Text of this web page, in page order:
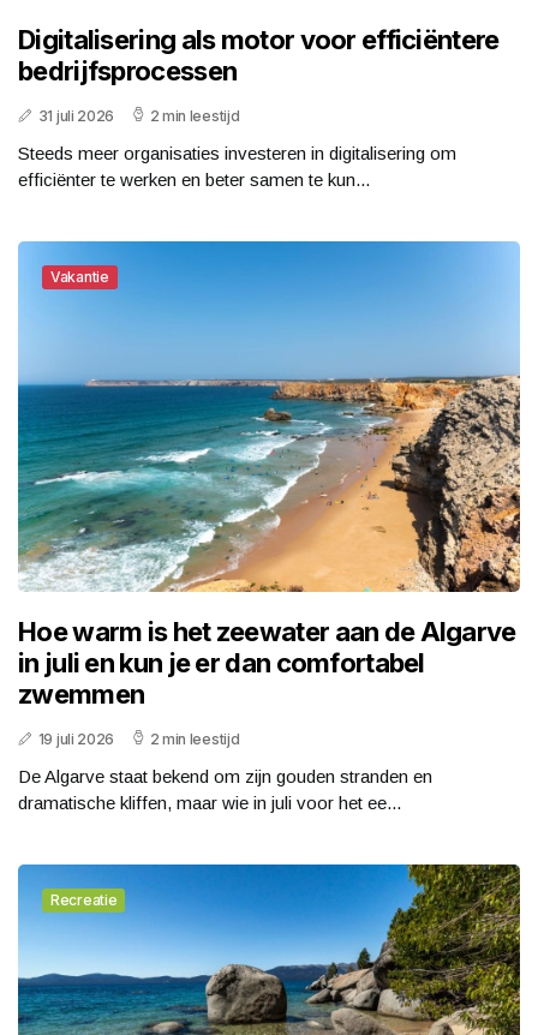
Digitalisering als motor voor efficiëntere
bedrijfsprocessen
31 juli 2026 2 min leestijd
Steeds meer organisaties investeren in digitalisering om
efficiënter te werken en beter samen te kun...
Vakantie
Hoe warm is het zeewater aan de Algarve
in juli en kun je er dan comfortabel
zwemmen
19 juli 2026 2 min leestijd
De Algarve staat bekend om zijn gouden stranden en
dramatische kliffen, maar wie in juli voor het ee...
Recreatie